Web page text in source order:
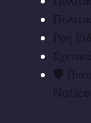
Ροή
🛡️